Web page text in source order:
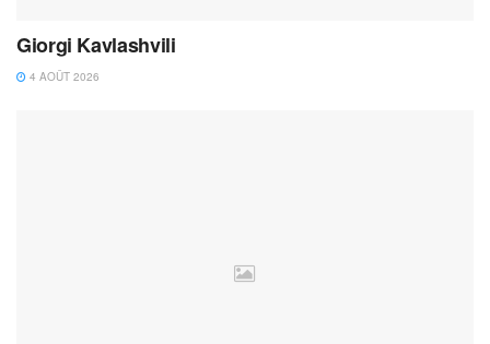
Giorgi Kavlashvili
4 AOÛT 2026